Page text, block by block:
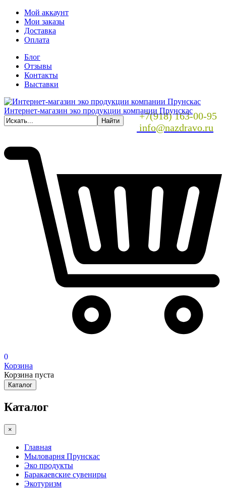
Мой аккаунт
Мои заказы
Доставка
Оплата
Блог
Отзывы
Контакты
Выставки
Интернет-магазин эко продукции компании Прунскас
+7(918) 163-00-95
info@nazdravo.ru
0
Корзина
Корзина пуста
Каталог
Каталог
×
Главная
Мыловарня Прунскас
Эко продукты
Баракаевские сувениры
Экотуризм